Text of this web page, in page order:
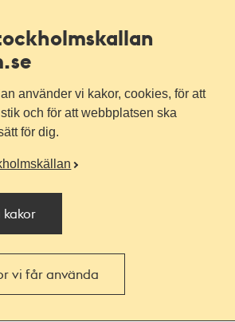
använder vi kakor, cookies, för att
och för att webbplatsen ska
för dig.
kakor
vi får använda